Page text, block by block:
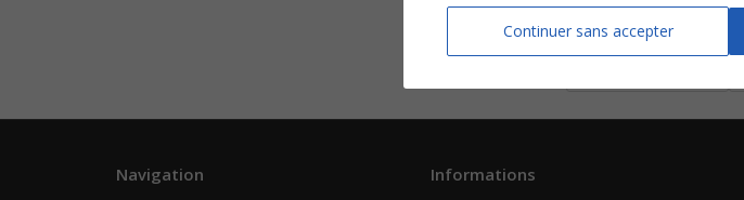
Du rhum des femmes
Piano Chant
Navigation Informations
Continuer sans accepter